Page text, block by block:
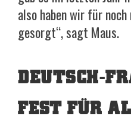
also haben wir für
gesorgt“, sagt Maus.
DEUTSCH-
FEST FÜR